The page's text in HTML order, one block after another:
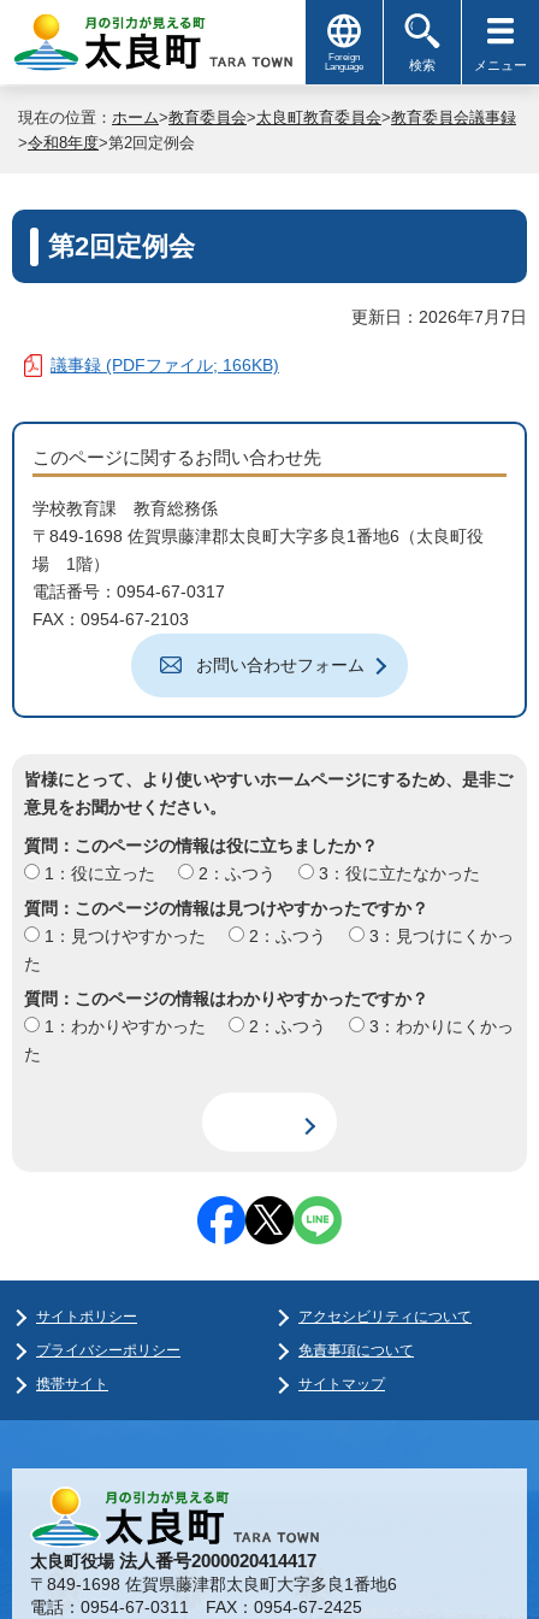
Foreign
Language
検索 メニュー
現在の位置： ホーム>教育委員会>太良町教育委員会>教育委員会議事録
>令和8年度>第2回定例会
第2回定例会
更新日：2026年7月7日
議事録 (PDFファイル; 166KB)
このページに関するお問い合わせ先
学校教育課 教育総務係
〒849-1698 佐賀県藤津郡太良町大字多良1番地6（太良町役
場 1階）
電話番号：0954-67-0317
FAX：0954-67-2103
お問い合わせフォーム
皆様にとって、より使いやすいホームページにするため、是非ご
意見をお聞かせください。
質問：このページの情報は役に立ちましたか？
1：役に立った
2：ふつう
3：役に立たなかった
質問：このページの情報は見つけやすかったですか？
1：見つけやすかった
2：ふつう
3：見つけにくかっ
た
質問：このページの情報はわかりやすかったですか？
1：わかりやすかった
2：ふつう
3：わかりにくかっ
た
サイトポリシー
アクセシビリティについて
プライバシーポリシー
免責事項について
携帯サイト
サイトマップ
太良町役場法人番号2000020414417
〒849-1698 佐賀県藤津郡太良町大字多良1番地6
電話：0954-67-0311 FAX：0954-67-2425